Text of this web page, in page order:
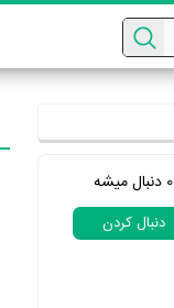
0 دنبال میشه
دنبال کردن